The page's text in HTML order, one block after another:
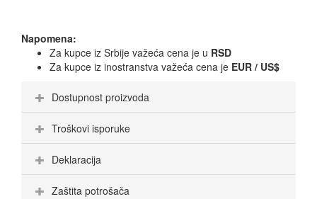
Napomena:
Za kupce iz Srbije važeća cena je u RSD
Za kupce iz inostranstva važeća cena je EUR / US$
Dostupnost proizvoda
Troškovi isporuke
Deklaracija
Zaštita potrošača